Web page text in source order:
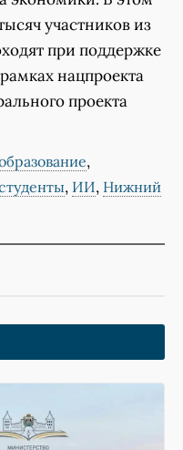
участников из
при поддержке
нацпроекта
проекта
,
, ИИ, Нижний